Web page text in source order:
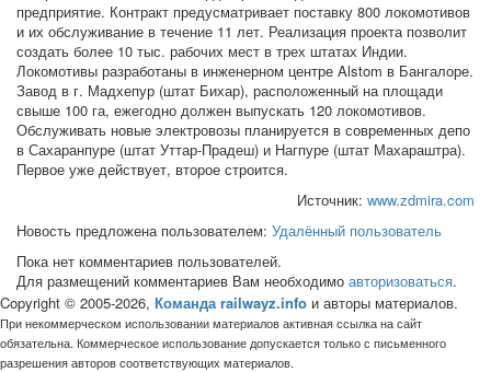
предприятие. Контракт предусматривает поставку 800 локомотивов
и их обслуживание в течение 11 лет. Реализация проекта позволит
создать более 10 тыс. рабочих мест в трех штатах Индии.
Локомотивы разработаны в инженерном центре Alstom в Бангалоре.
Завод в г. Мадхепур (штат Бихар), расположенный на площади
свыше 100 га, ежегодно должен выпускать 120 локомотивов.
Обслуживать новые электровозы планируется в современных депо
в Сахаранпуре (штат Уттар-Прадеш) и Нагпуре (штат Махараштра).
Первое уже действует, второе строится.
Источник: www.zdmira.com
Новость предложена пользователем: Удалённый пользователь
Пока нет комментариев пользователей.
Для размещений комментариев Вам необходимо авторизоваться.
Copyright © 2005-2026, Команда railwayz.info и авторы материалов.
При некоммерческом использовании материалов активная ссылка на сайт
обязательна. Коммерческое использование допускается только с письменного
разрешения авторов соответствующих материалов.